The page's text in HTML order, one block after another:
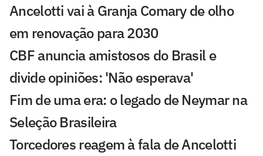
Ancelotti vai à Granja Comary de olho
em renovação para 2030
CBF anuncia amistosos do Brasil e
divide opiniões: 'Não esperava'
Fim de uma era: o legado de Neymar na
Seleção Brasileira
Torcedores reagem à fala de Ancelotti